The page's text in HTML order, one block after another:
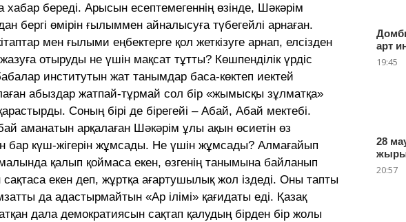
береді. Арысын есептемегеннің өзінде, Шәкәрім
бергі өмірін ғылыммен айналысуға түбегейлі арнаған.
мен ғылыми еңбектерге қол жеткізуге арнап, елсізден
отыруды не үшін мақсат тұтты? Көшпенділік үрдіс
институтын жат танымдар баса-көктеп иектей
абыздар жатпай-тұрмай сол бір «жымысқы зұлматқа»
Соның бірі де бірегейі – Абай, Абай мектебі.
аманатын арқалаған Шәкәрім ұлы ақын өсиетін өз
бар күш-жігерін жұмсады. Не үшін жұмсады? Алмағайып
қалып қоймаса екен, өзгенің танымына байланып
екен деп, жұртқа ағартушылық жол іздеді. Оны тапты
да адастырмайтын «Ар ілімі» қағидаты еді. Қазақ
дала демократиясын сақтап қалудың бірден бір жолы
арт
19:45
28
20:57